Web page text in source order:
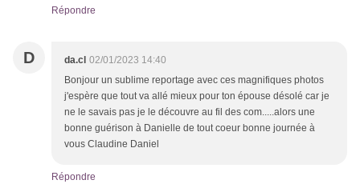
Répondre
D da.cl 02/01/2023 14:40
Bonjour un sublime reportage avec ces magnifiques photos
j'espère que tout va allé mieux pour ton épouse désolé car je
ne le savais pas je le découvre au fil des com.....alors une
bonne guérison à Danielle de tout coeur bonne journée à
vous Claudine Daniel
Répondre